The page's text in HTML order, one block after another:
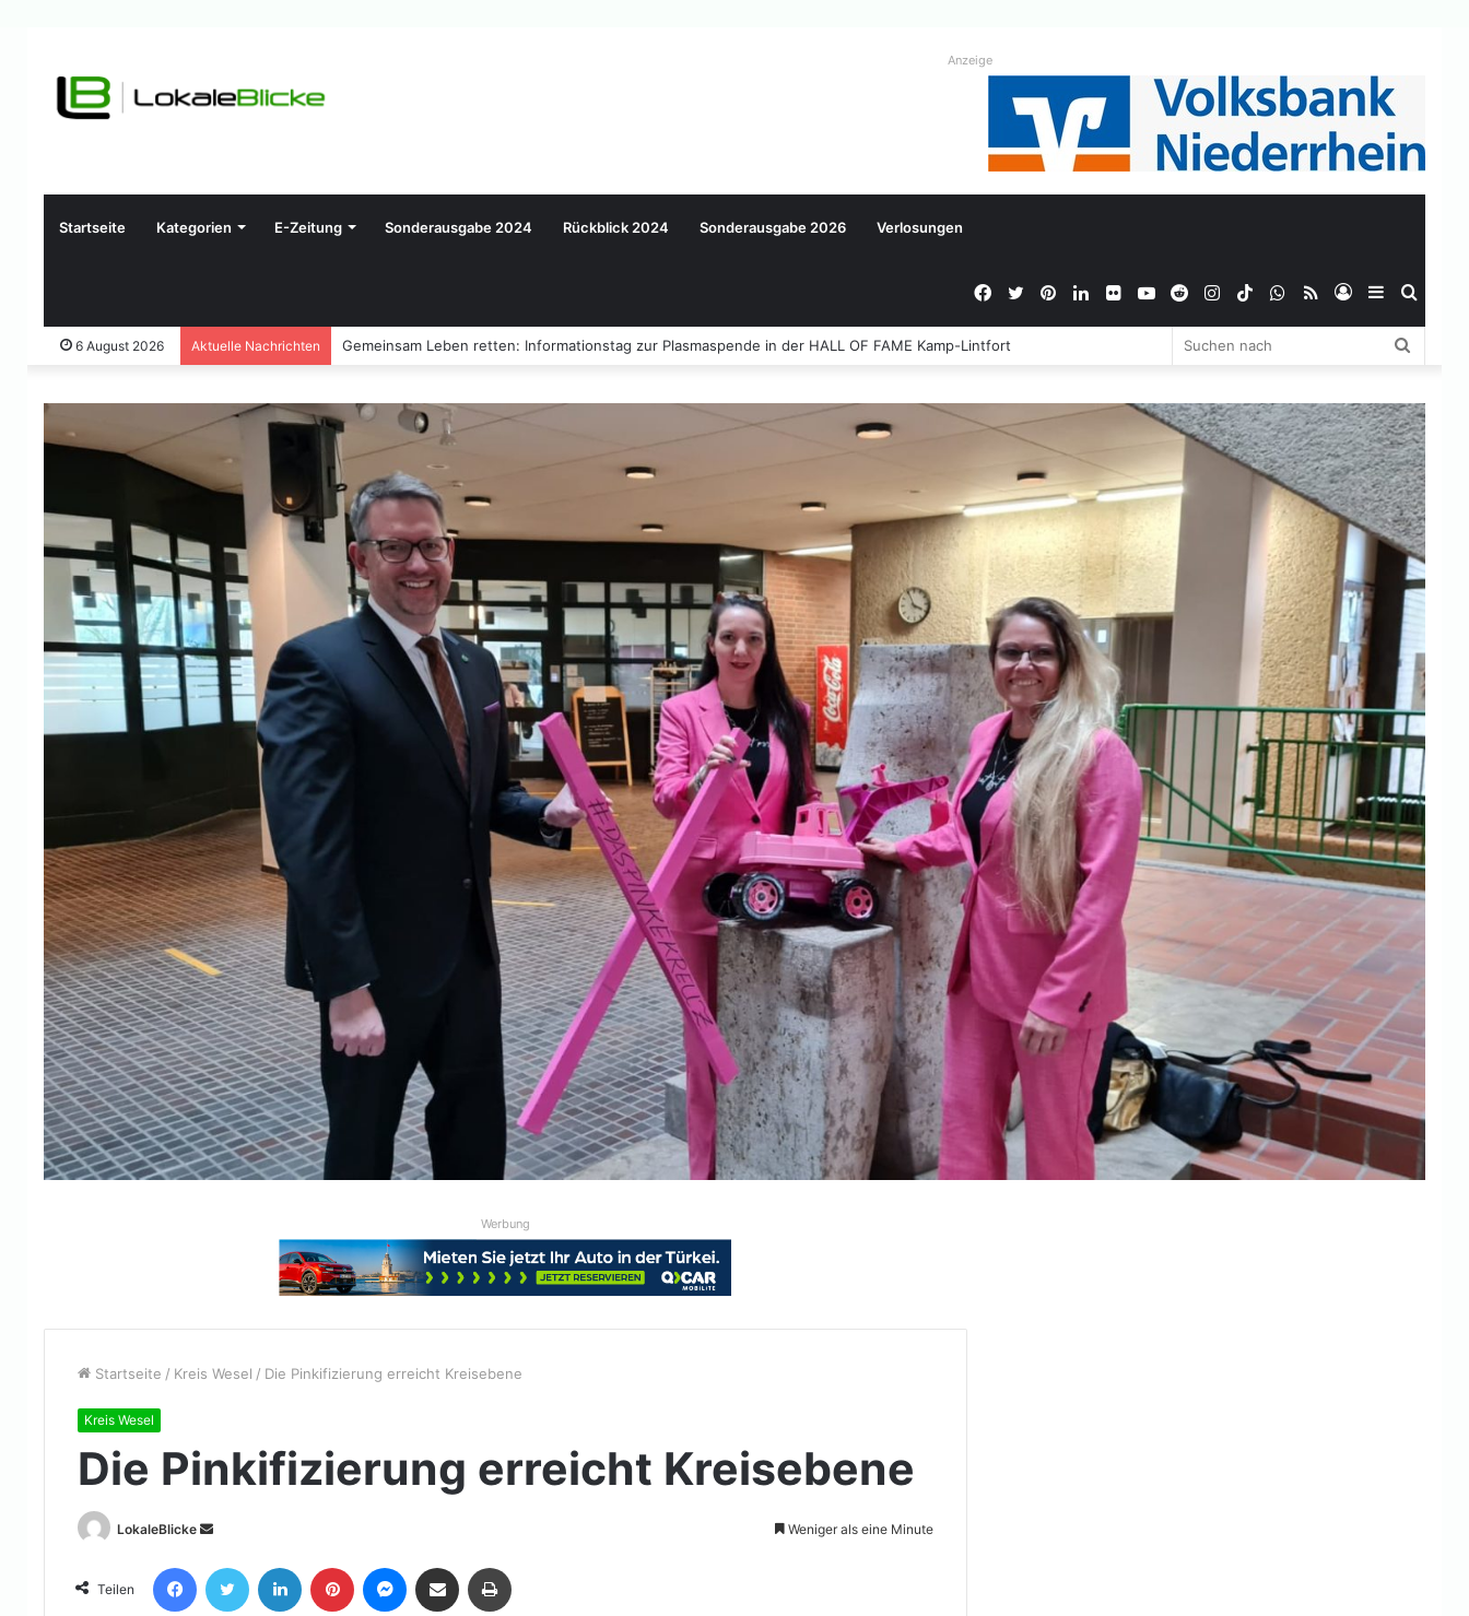
Anzeige
Startseite Kategorien E-Zeitung Sonderausgabe 2024 Rückblick 2024 Sonderausgabe 2026 Verlosungen
Sidebar
Anmelden
RSS
WhatsApp
TikTok
Instagram
Reddit
YouTube
Flickr
LinkedIn
Pinterest
Twitter
Facebook
6 August 2026 Aktuelle Nachrichten Gemeinsam Leben retten: Informationstag zur Plasmaspende in der HALL OF FAME Kamp-Lintfort
Werbung
Startseite / Kreis Wesel / Die Pinkifizierung erreicht Kreisebene
Kreis Wesel
Die Pinkifizierung erreicht Kreisebene
LokaleBlicke
Sende
eine
E-
Weniger als eine Minute
Teilen
FacebookTwitter LinkedIn Pinterest Messenger
Teile per E-Mail